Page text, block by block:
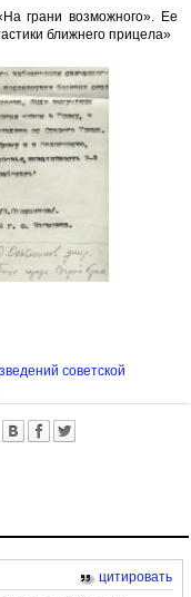
грани возможного». Ее
ближнего прицела»
советской
цитировать